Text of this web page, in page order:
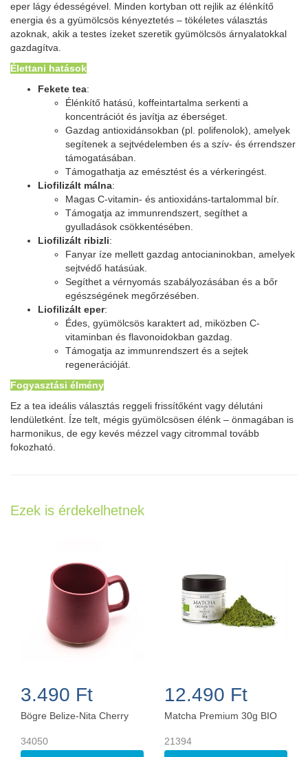
eper lágy édességével. Minden kortyban ott rejlik az élénkítő
energia és a gyümölcsös kényeztetés – tökéletes választás
azoknak, akik a testes ízeket szeretik gyümölcsös árnyalatokkal
gazdagítva.
Élettani hatások
Fekete tea:
Élénkítő hatású, koffeintartalma serkenti a
koncentrációt és javítja az éberséget.
Gazdag antioxidánsokban (pl. polifenolok), amelyek
segítenek a sejtvédelemben és a szív- és érrendszer
támogatásában.
Támogathatja az emésztést és a vérkeringést.
Liofilizált málna:
Magas C-vitamin- és antioxidáns-tartalommal bír.
Támogatja az immunrendszert, segíthet a
gyulladások csökkentésében.
Liofilizált ribizli:
Fanyar íze mellett gazdag antocianinokban, amelyek
sejtvédő hatásúak.
Segíthet a vérnyomás szabályozásában és a bőr
egészségének megőrzésében.
Liofilizált eper:
Édes, gyümölcsös karaktert ad, miközben C-
vitaminban és flavonoidokban gazdag.
Támogatja az immunrendszert és a sejtek
regenerációját.
Fogyasztási élmény
Ez a tea ideális választás reggeli frissítőként vagy délutáni
lendületként. Íze telt, mégis gyümölcsösen élénk – önmagában is
harmonikus, de egy kevés mézzel vagy citrommal tovább
fokozható.
Ezek is érdekelhetnek
3.490 Ft
Bögre Belize-Nita Cherry
34050
12.490 Ft
Matcha Premium 30g BIO
21394